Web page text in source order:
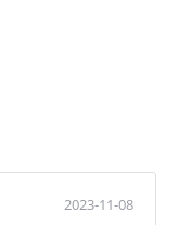
2023-11-08